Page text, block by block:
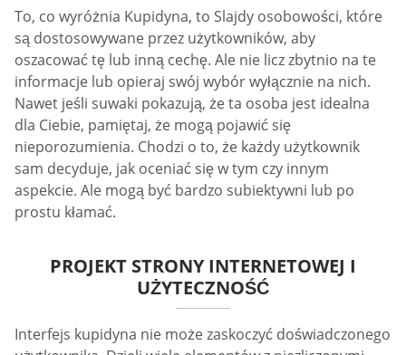
To, co wyróżnia Kupidyna, to Slajdy osobowości, które
są dostosowywane przez użytkowników, aby
oszacować tę lub inną cechę. Ale nie licz zbytnio na te
informacje lub opieraj swój wybór wyłącznie na nich.
Nawet jeśli suwaki pokazują, że ta osoba jest idealna
dla Ciebie, pamiętaj, że mogą pojawić się
nieporozumienia. Chodzi o to, że każdy użytkownik
sam decyduje, jak oceniać się w tym czy innym
aspekcie. Ale mogą być bardzo subiektywni lub po
prostu kłamać.
PROJEKT STRONY INTERNETOWEJ I
UŻYTECZNOŚĆ
Interfejs kupidyna nie może zaskoczyć doświadczonego